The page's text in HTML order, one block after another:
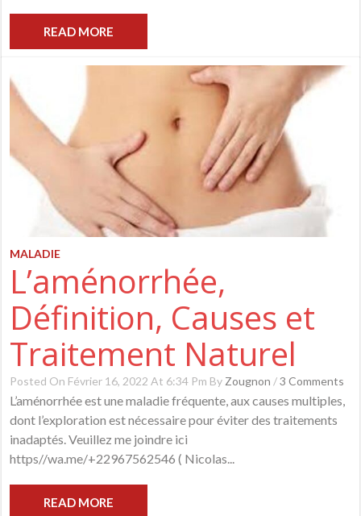
READ MORE
MALADIE
L’aménorrhée,
Définition, Causes et
Traitement Naturel
Posted On Février 16, 2022 At 6:34 Pm By Zougnon /3 Comments
L’aménorrhée est une maladie fréquente, aux causes multiples,
dont l’exploration est nécessaire pour éviter des traitements
inadaptés. Veuillez me joindre ici
https//wa.me/+22967562546 ( Nicolas...
READ MORE